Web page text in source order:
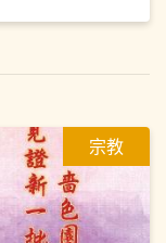
宗教